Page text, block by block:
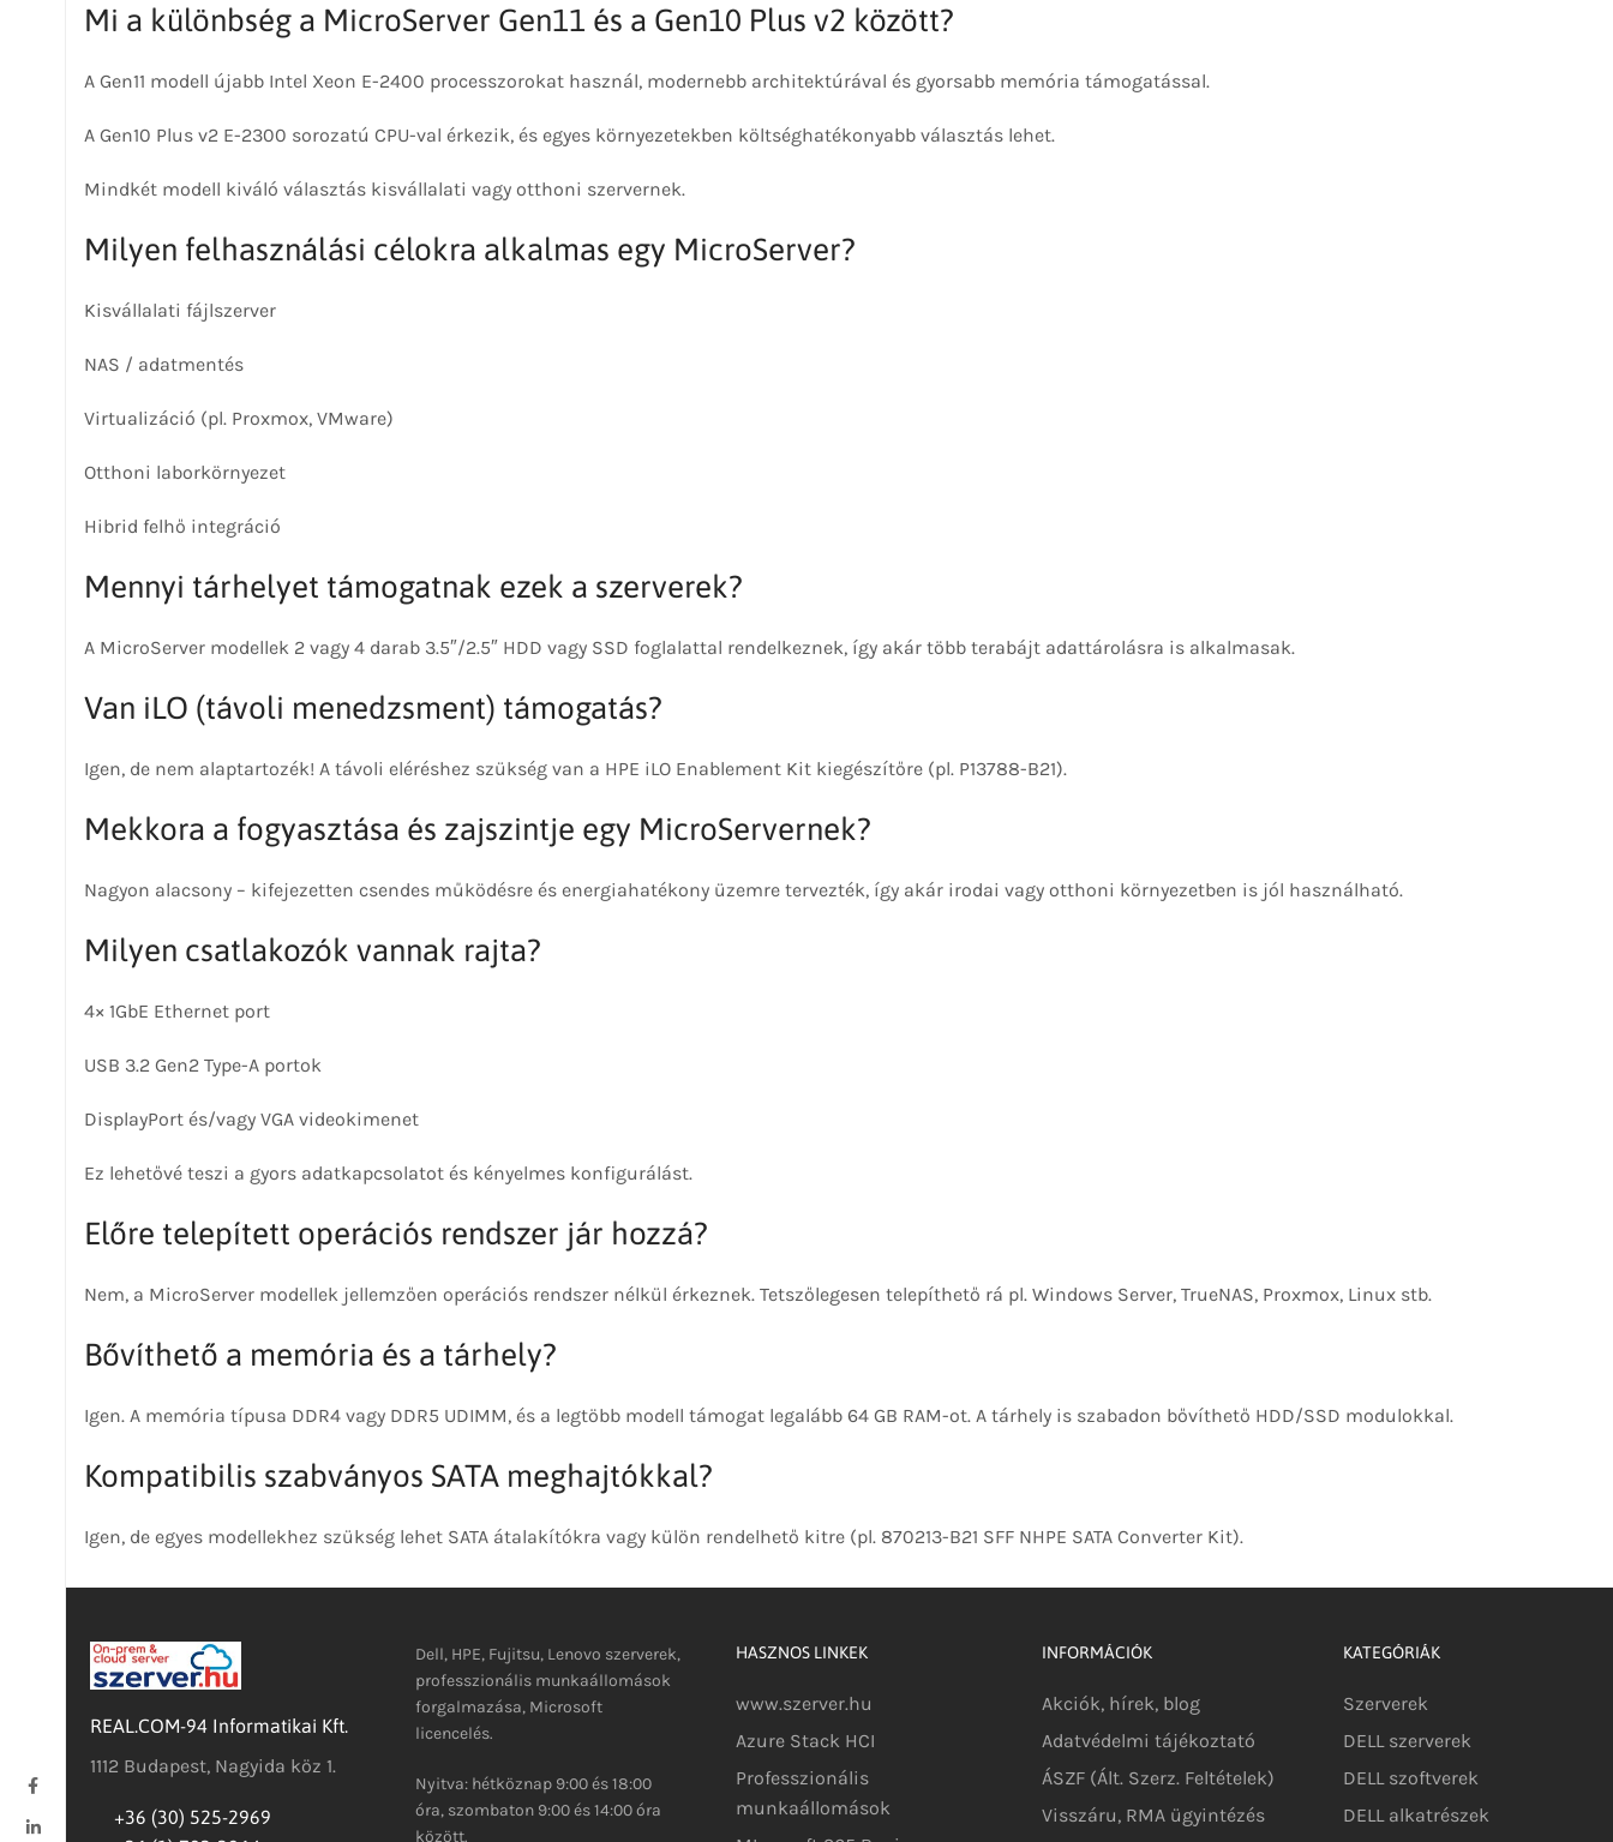
Mi a különbség a MicroServer Gen11 és a Gen10 Plus v2 között?
A Gen11 modell újabb Intel Xeon E-2400 processzorokat használ, modernebb architektúrával és gyorsabb memória támogatással.
A Gen10 Plus v2 E-2300 sorozatú CPU-val érkezik, és egyes környezetekben költséghatékonyabb választás lehet.
Mindkét modell kiváló választás kisvállalati vagy otthoni szervernek.
Milyen felhasználási célokra alkalmas egy MicroServer?
Kisvállalati fájlszerver
NAS / adatmentés
Virtualizáció (pl. Proxmox, VMware)
Otthoni laborkörnyezet
Hibrid felhő integráció
Mennyi tárhelyet támogatnak ezek a szerverek?
A MicroServer modellek 2 vagy 4 darab 3.5″/2.5″ HDD vagy SSD foglalattal rendelkeznek, így akár több terabájt adattárolásra is alkalmasak.
Van iLO (távoli menedzsment) támogatás?
Igen, de nem alaptartozék! A távoli eléréshez szükség van a HPE iLO Enablement Kit kiegészítőre (pl. P13788-B21).
Mekkora a fogyasztása és zajszintje egy MicroServernek?
Nagyon alacsony – kifejezetten csendes működésre és energiahatékony üzemre tervezték, így akár irodai vagy otthoni környezetben is jól használható.
Milyen csatlakozók vannak rajta?
4× 1GbE Ethernet port
USB 3.2 Gen2 Type-A portok
DisplayPort és/vagy VGA videokimenet
Ez lehetővé teszi a gyors adatkapcsolatot és kényelmes konfigurálást.
Előre telepített operációs rendszer jár hozzá?
Nem, a MicroServer modellek jellemzően operációs rendszer nélkül érkeznek. Tetszőlegesen telepíthető rá pl. Windows Server, TrueNAS, Proxmox, Linux stb.
Bővíthető a memória és a tárhely?
Igen. A memória típusa DDR4 vagy DDR5 UDIMM, és a legtöbb modell támogat legalább 64 GB RAM-ot. A tárhely is szabadon bővíthető HDD/SSD modulokkal.
Kompatibilis szabványos SATA meghajtókkal?
Igen, de egyes modellekhez szükség lehet SATA átalakítókra vagy külön rendelhető kitre (pl. 870213-B21 SFF NHPE SATA Converter Kit).
REAL.COM-94 Informatikai Kft.
1112 Budapest, Nagyida köz 1.
+36 (30) 525-2969
Dell, HPE, Fujitsu, Lenovo szerverek,
professzionális munkaállomások
forgalmazása, Microsoft
licencelés.
Nyitva: hétköznap 9:00 és 18:00
óra, szombaton 9:00 és 14:00 óra
között.
HASZNOS LINKEK
www.szerver.hu
Azure Stack HCI
Professzionális
munkaállomások
INFORMÁCIÓK
Akciók, hírek, blog
Adatvédelmi tájékoztató
ÁSZF (Ált. Szerz. Feltételek)
Visszáru, RMA ügyintézés
KATEGÓRIÁK
Szerverek
DELL szerverek
DELL szoftverek
DELL alkatrészek